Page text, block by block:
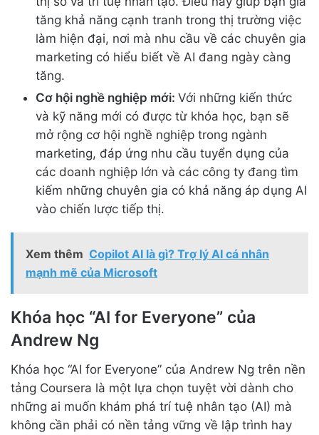
tăng khả năng cạnh tranh trong thị trường việc
làm hiện đại, nơi mà nhu cầu về các chuyên gia
marketing có hiểu biết về AI đang ngày càng
tăng.
Cơ hội nghề nghiệp mới: Với những kiến thức
và kỹ năng mới có được từ khóa học, bạn sẽ
mở rộng cơ hội nghề nghiệp trong ngành
marketing, đáp ứng nhu cầu tuyển dụng của
các doanh nghiệp lớn và các công ty đang tìm
kiếm những chuyên gia có khả năng áp dụng AI
vào chiến lược tiếp thị.
Xem thêm Copilot AI là gì? Trợ lý AI cá nhân
mạnh mẽ của Microsoft
Khóa học “AI for Everyone” của
Andrew Ng
Khóa học “AI for Everyone” của Andrew Ng trên nền
tảng Coursera là một lựa chọn tuyệt vời dành cho
những ai muốn khám phá trí tuệ nhân tạo (AI) mà
không cần phải có nền tảng vững về lập trình hay